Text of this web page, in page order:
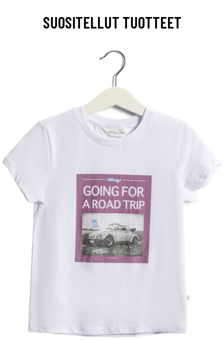
SUOSITELLUT TUOTTEET